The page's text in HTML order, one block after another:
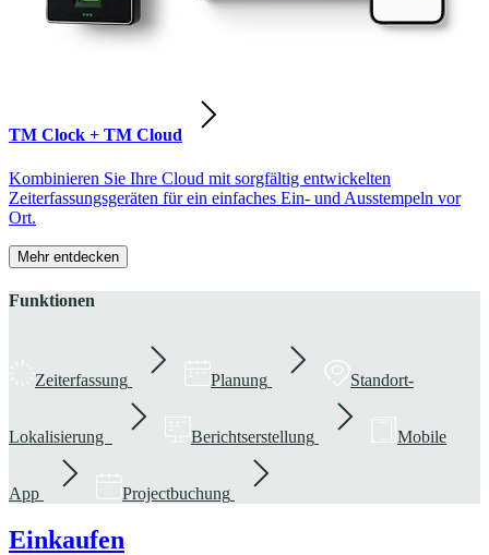
TM Clock + TM Cloud
Kombinieren Sie Ihre Cloud mit sorgfältig entwickelten
Zeiterfassungsgeräten für ein einfaches Ein- und Ausstempeln vor
Ort.
Mehr entdecken
Funktionen
Zeiterfassung Planung Standort-
Lokalisierung Berichtserstellung Mobile
App Projectbuchung
Einkaufen